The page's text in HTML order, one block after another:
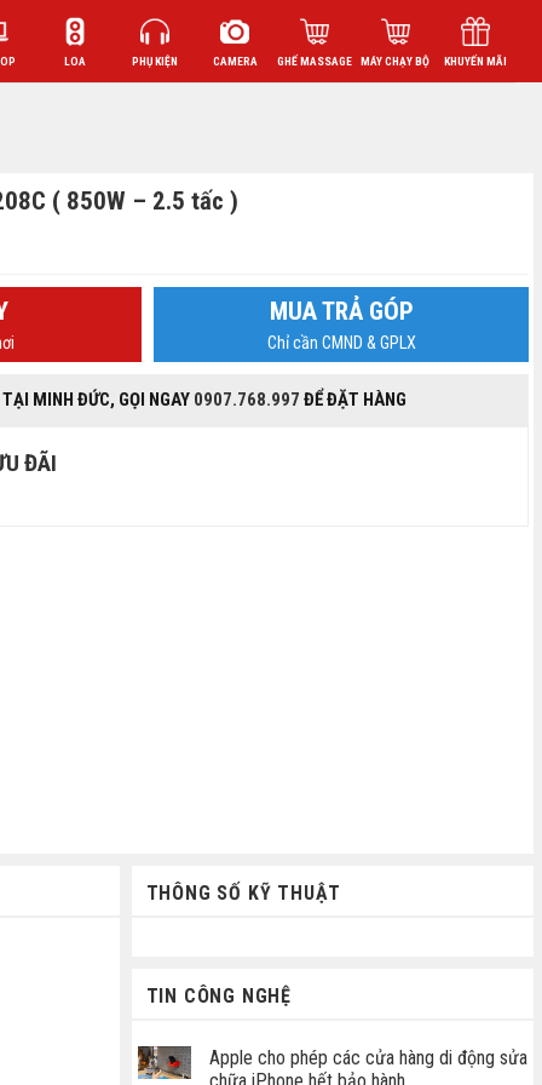
LOA PHỤ KIỆN CAMERA GHẾ MASSAGE MÁY CHẠY BỘ KHUYẾN MÃI
( 850W – 2.5 tấc )
MUA TRẢ GÓP
Chỉ cần CMND & GPLX
MINH ĐỨC, GỌI NGAY 0907.768.997 ĐỂ ĐẶT HÀNG
ĐÃI
THÔNG SỐ KỸ THUẬT
TIN CÔNG NGHỆ
Apple cho phép các cửa hàng di động sửa